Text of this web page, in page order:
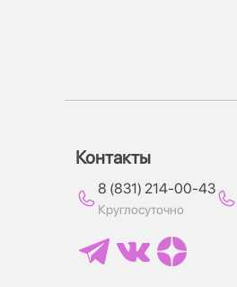
Контакты
8 (831) 214-00-43
Круглосуточно